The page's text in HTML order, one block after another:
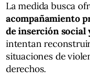
La medida busca
acompañamiento
de inserción social
intentan
situaciones de
derechos.